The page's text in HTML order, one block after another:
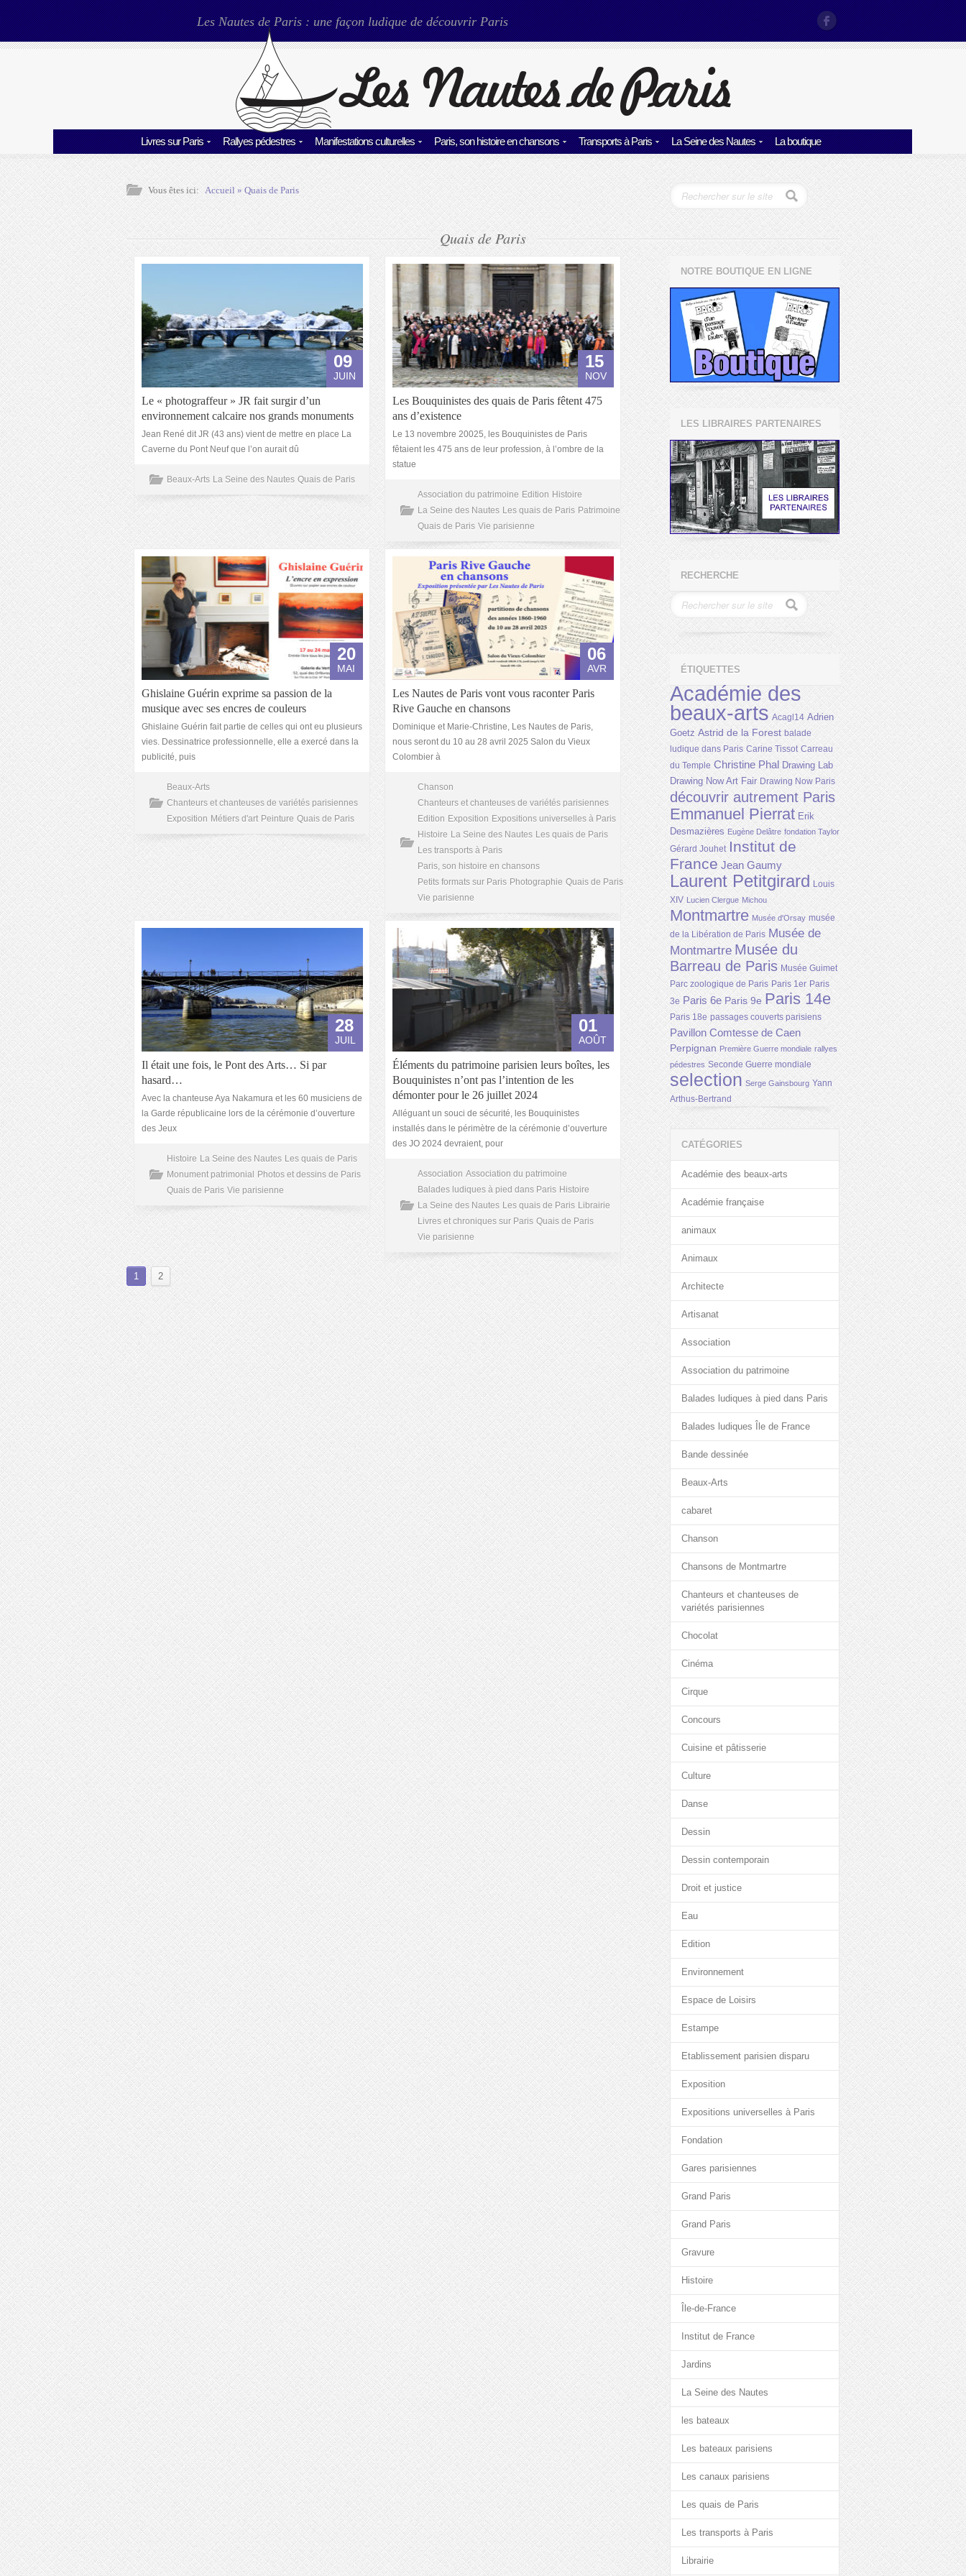
Les Nautes de Paris : une façon ludique de découvrir Paris
Livres sur Paris Rallyes pédestres Manifestations culturelles Paris, son histoire en chansons Transports à Paris La Seine des Nautes La boutique
Vous êtes ici: Accueil»Quais de Paris
Quais de Paris
09
JUIN
Le « photograffeur » JR fait surgir d’un
environnement calcaire nos grands monuments
Jean René dit JR (43 ans) vient de mettre en place La
Caverne du Pont Neuf que l’on aurait dû
Beaux-Arts La Seine des Nautes Quais de Paris
15
NOV
Les Bouquinistes des quais de Paris fêtent 475
ans d’existence
Le 13 novembre 20025, les Bouquinistes de Paris
fêtaient les 475 ans de leur profession, à l’ombre de la
statue
Association du patrimoine Edition Histoire
La Seine des Nautes Les quais de Paris Patrimoine
Quais de Paris Vie parisienne
20
MAI
Ghislaine Guérin exprime sa passion de la
musique avec ses encres de couleurs
Ghislaine Guérin fait partie de celles qui ont eu plusieurs
vies. Dessinatrice professionnelle, elle a exercé dans la
publicité, puis
Beaux-Arts
Chanteurs et chanteuses de variétés parisiennes
Exposition Métiers d'art Peinture Quais de Paris
06
AVR
Les Nautes de Paris vont vous raconter Paris
Rive Gauche en chansons
Dominique et Marie-Christine, Les Nautes de Paris,
nous seront du 10 au 28 avril 2025 Salon du Vieux
Colombier à
Chanson
Chanteurs et chanteuses de variétés parisiennes
Edition Exposition Expositions universelles à Paris
Histoire La Seine des Nautes Les quais de Paris
Les transports à Paris
Paris, son histoire en chansons
Petits formats sur Paris Photographie Quais de Paris
Vie parisienne
28
JUIL
Il était une fois, le Pont des Arts… Si par
hasard…
Avec la chanteuse Aya Nakamura et les 60 musiciens de
la Garde républicaine lors de la cérémonie d’ouverture
des Jeux
Histoire La Seine des Nautes Les quais de Paris
Monument patrimonial
Photos et dessins de Paris
Quais de Paris Vie parisienne
01
AOÛT
Éléments du patrimoine parisien leurs boîtes, les
Bouquinistes n’ont pas l’intention de les
démonter pour le 26 juillet 2024
Alléguant un souci de sécurité, les Bouquinistes
installés dans le périmètre de la cérémonie d’ouverture
des JO 2024 devraient, pour
Association Association du patrimoine
Balades ludiques à pied dans Paris Histoire
La Seine des Nautes Les quais de Paris Librairie
Livres et chroniques sur Paris Quais de Paris
Vie parisienne
1 2
NOTRE BOUTIQUE EN LIGNE
LES LIBRAIRES PARTENAIRES
RECHERCHE
ÉTIQUETTES
Académie des
beaux-arts Acagl14 Adrien
Goetz Astrid de la Forest balade
ludique dans Paris Carine Tissot Carreau
du Temple Christine Phal Drawing Lab
Drawing Now Art Fair Drawing Now Paris
découvrir autrement Paris
Emmanuel Pierrat Erik
Desmazières Eugène Delâtre fondation Taylor
Gérard Jouhet Institut de
France Jean Gaumy
Laurent Petitgirard Louis
XIV Lucien Clergue Michou
Montmartre Musée d'Orsay musée
de la Libération de Paris Musée de
Montmartre Musée du
Barreau de Paris Musée Guimet
Parc zoologique de Paris Paris 1er Paris
3e Paris 6e Paris 9e Paris 14e
Paris 18e passages couverts parisiens
Pavillon Comtesse de Caen
Perpignan Première Guerre mondiale rallyes
pédestres Seconde Guerre mondiale
selection Serge Gainsbourg Yann
Arthus-Bertrand
CATÉGORIES
Académie des beaux-arts
Académie française
animaux
Animaux
Architecte
Artisanat
Association
Association du patrimoine
Balades ludiques à pied dans Paris
Balades ludiques Île de France
Bande dessinée
Beaux-Arts
cabaret
Chanson
Chansons de Montmartre
Chanteurs et chanteuses de
variétés parisiennes
Chocolat
Cinéma
Cirque
Concours
Cuisine et pâtisserie
Culture
Danse
Dessin
Dessin contemporain
Droit et justice
Eau
Edition
Environnement
Espace de Loisirs
Estampe
Etablissement parisien disparu
Exposition
Expositions universelles à Paris
Fondation
Gares parisiennes
Grand Paris
Grand Paris
Gravure
Histoire
Île-de-France
Institut de France
Jardins
La Seine des Nautes
les bateaux
Les bateaux parisiens
Les canaux parisiens
Les quais de Paris
Les transports à Paris
Librairie